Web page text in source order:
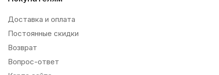
Доставка и оплата
Постоянные скидки
Возврат
Вопрос-ответ